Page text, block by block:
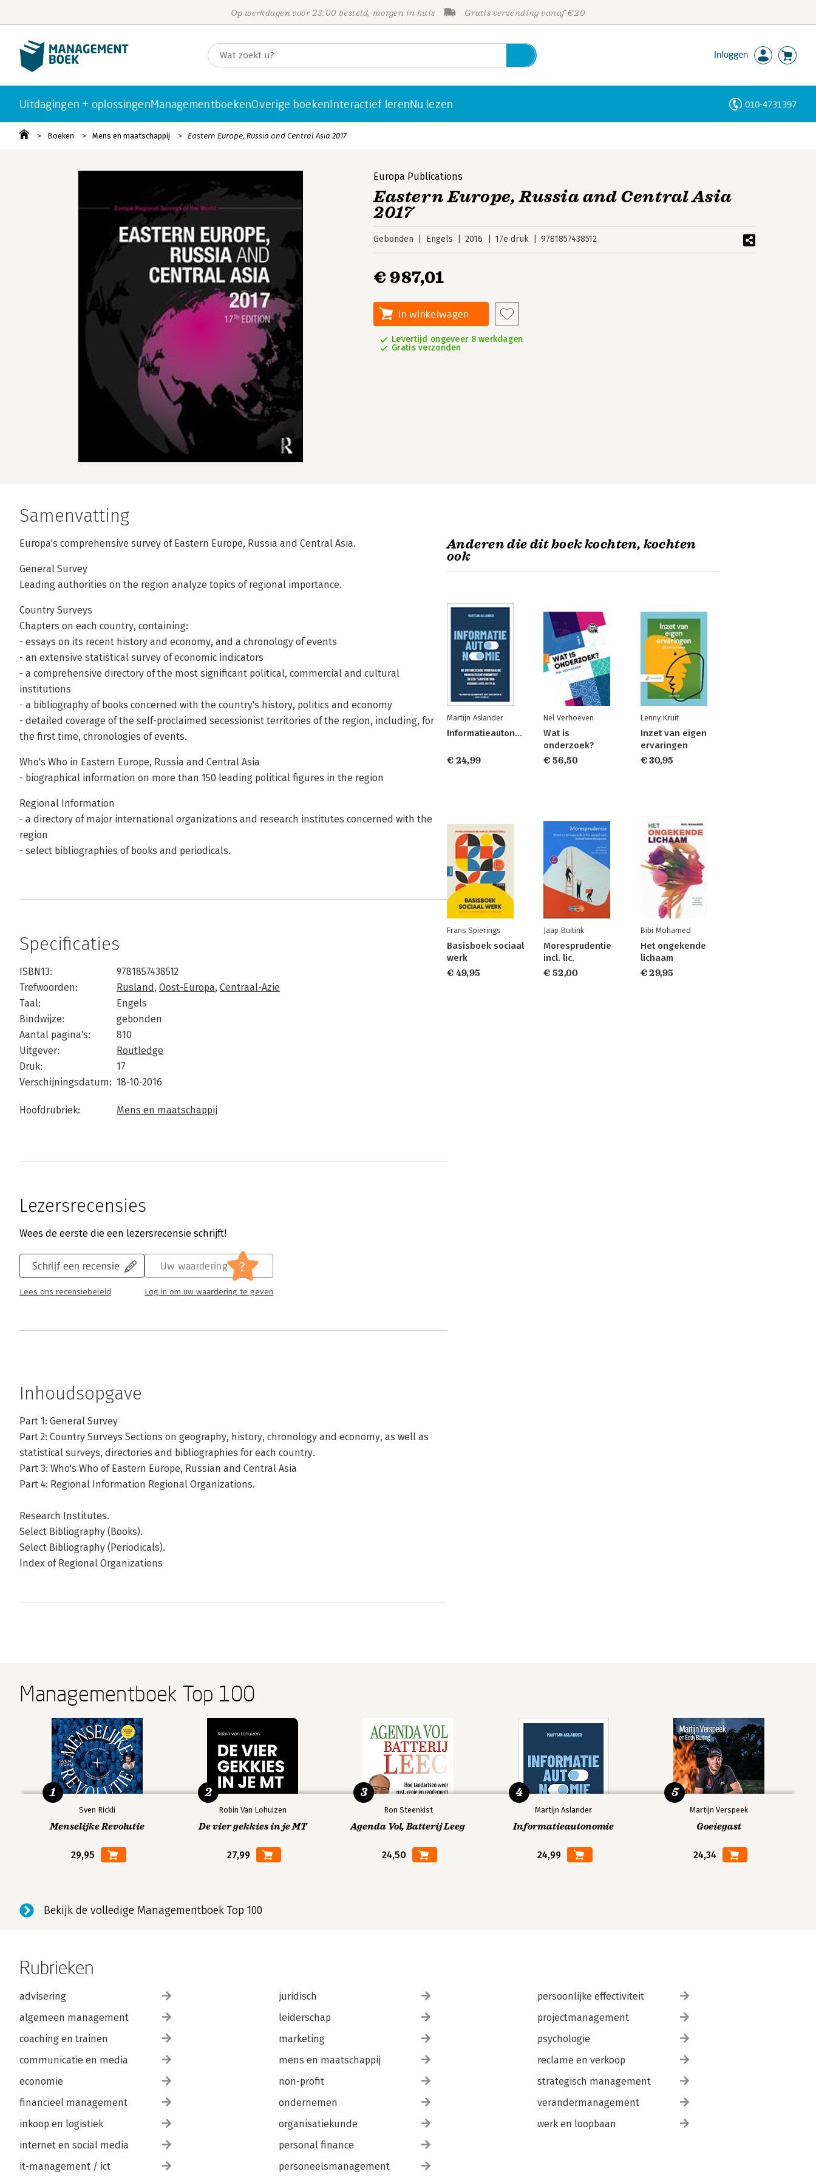
Op werkdagen voor 23:00 besteld, morgen in huis Gratis verzending vanaf €20
Inloggen
Uitdagingen + oplossingenManagementboekenOverige boekenInteractief lerenNu lezen 010-4731397
Boeken Mens en maatschappij Eastern Europe, Russia and Central Asia 2017
Europa Publications
Eastern Europe, Russia and Central Asia
2017
Gebonden Engels 2016 17e druk 9781857438512
€ 987,01
In winkelwagen
Levertijd ongeveer 8 werkdagen
Gratis verzonden
Samenvatting
Europa's comprehensive survey of Eastern Europe, Russia and Central Asia.
General Survey
Leading authorities on the region analyze topics of regional importance.
Country Surveys
Chapters on each country, containing:
- essays on its recent history and economy, and a chronology of events
- an extensive statistical survey of economic indicators
- a comprehensive directory of the most significant political, commercial and cultural
institutions
- a bibliography of books concerned with the country's history, politics and economy
- detailed coverage of the self-proclaimed secessionist territories of the region, including, for
the first time, chronologies of events.
Who's Who in Eastern Europe, Russia and Central Asia
- biographical information on more than 150 leading political figures in the region
Regional Information
- a directory of major international organizations and research institutes concerned with the
region
- select bibliographies of books and periodicals.
Specificaties
ISBN13:
9781857438512
Trefwoorden:
Rusland, Oost-Europa, Centraal-Azie
Taal:
Engels
Bindwijze:
gebonden
Aantal pagina's:
810
Uitgever:
Routledge
Druk:
17
Verschijningsdatum: 18-10-2016
Hoofdrubriek: Mens en maatschappij
Lezersrecensies
Wees de eerste die een lezersrecensie schrijft!
Schrijf een recensie
Lees ons recensiebeleid
Uw waardering ?
Log in om uw waardering te geven
Inhoudsopgave
Part 1: General Survey
Part 2: Country Surveys Sections on geography, history, chronology and economy, as well as
statistical surveys, directories and bibliographies for each country.
Part 3: Who's Who of Eastern Europe, Russian and Central Asia
Part 4: Regional Information Regional Organizations.
Research Institutes.
Select Bibliography (Books).
Select Bibliography (Periodicals).
Index of Regional Organizations
Anderen die dit boek kochten, kochten
ook
Martijn Aslander
Informatieautonomie
€ 24,99
Nel Verhoeven
Wat is
onderzoek?
€ 56,50
Lenny Kruit
Inzet van eigen
ervaringen
€ 30,95
Frans Spierings
Basisboek sociaal
werk
€ 49,95
Jaap Buitink
Moresprudentie
incl. lic.
€ 52,00
Bibi Mohamed
Het ongekende
lichaam
€ 29,95
Managementboek Top 100
Sven Rickli
Menselijke Revolutie
29,95
1
Robin Van Lohuizen
De vier gekkies in je MT
27,99
2
Ron Steenkist
Agenda Vol, Batterij Leeg
24,50
3
Martijn Aslander
Informatieautonomie
24,99
4
Martijn Verspeek
Goeiegast
24,34
5
Bekijk de volledige Managementboek Top 100
Rubrieken
advisering
algemeen management
coaching en trainen
communicatie en media
economie
financieel management
inkoop en logistiek
internet en social media
it-management / ict
juridisch
leiderschap
marketing
mens en maatschappij
non-profit
ondernemen
organisatiekunde
personal finance
personeelsmanagement
persoonlijke effectiviteit
projectmanagement
psychologie
reclame en verkoop
strategisch management
verandermanagement
werk en loopbaan
Personen